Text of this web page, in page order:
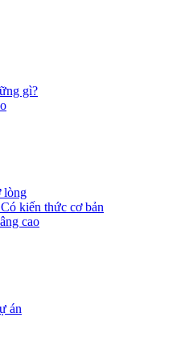
gì?
lòng
kiến thức cơ bản
cao
án